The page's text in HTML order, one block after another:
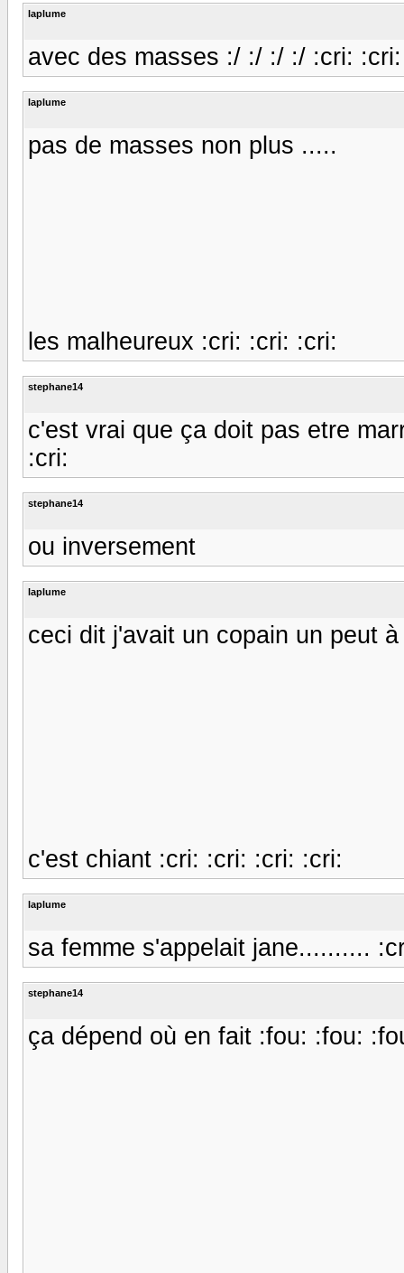
laplume
avec des masses :/ :/ :/ :/ :cri:
laplume
pas de masses non plus .....
les malheureux :cri: :cri: :cri:
stephane14
c'est vrai que ça doit pas etre
:cri:
stephane14
ou inversement
laplume
ceci dit j'avait un copain un peut
c'est chiant :cri: :cri: :cri: :cri:
laplume
sa femme s'appelait jane..........
stephane14
ça dépend où en fait :fou: :fou: